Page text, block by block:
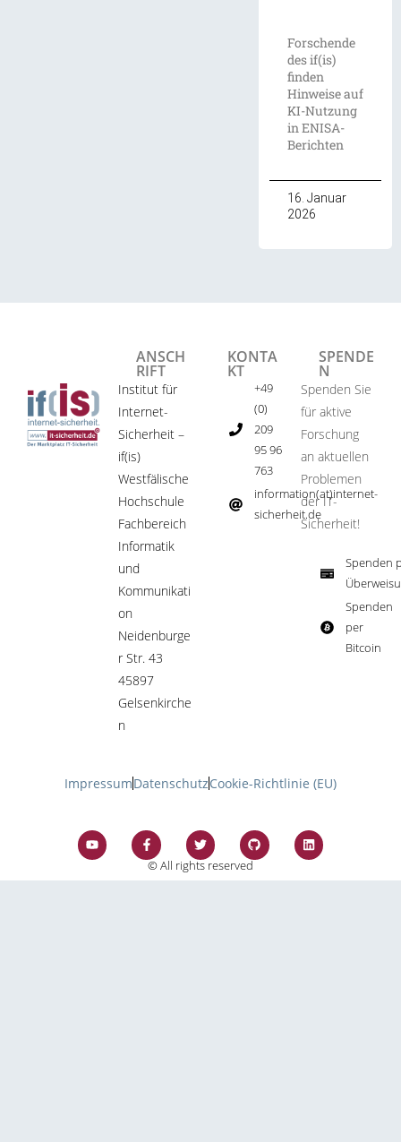
Forschende
des if(is)
finden
Hinweise auf
KI-Nutzung
in ENISA-
Berichten
16. Januar
2026
ANSCH
RIFT
Institut für
Internet-
Sicherheit –
if(is)
Westfälische
Hochschule
Fachbereich
Informatik
und
Kommunikati
on
Neidenburge
r Str. 43
45897
Gelsenkirche
n
KONTA
KT
+49
(0)
209
95 96
763
information(at)internet-
sicherheit.de ​
SPENDE
N
Spenden Sie
für aktive
Forschung
an aktuellen
Problemen
der IT-
Sicherheit!​
Spenden
Spenden
per
Bitcoin​
ImpressumDatenschutzCookie-Richtlinie (EU)
© All rights reserved